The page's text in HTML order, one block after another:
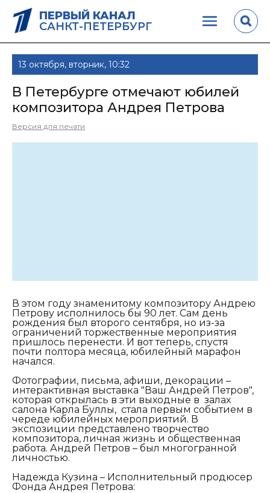
ПЕРВЫЙ КАНАЛ
САНКТ-ПЕТЕРБУРГ
13 октября, вторник, 10:32
В Петербурге отмечают юбилей
композитора Андрея Петрова
Версия для печати
В этом году знаменитому композитору Андрею
Петрову исполнилось бы 90 лет. Сам день
рождения был второго сентября, но из-за
ограничений торжественные мероприятия
пришлось перенести. И вот теперь, спустя
почти полтора месяца, юбилейный марафон
начался.
Фотографии, письма, афиши, декорации –
интерактивная выставка "Ваш Андрей Петров",
которая открылась в эти выходные в залах
салона Карла Буллы, стала первым событием в
череде юбилейных мероприятий. В
экспозиции представлено творчество
композитора, личная жизнь и общественная
работа. Андрей Петров – был многогранной
личностью.
Надежда Кузина – Исполнительный продюсер
Фонда Андрея Петрова: